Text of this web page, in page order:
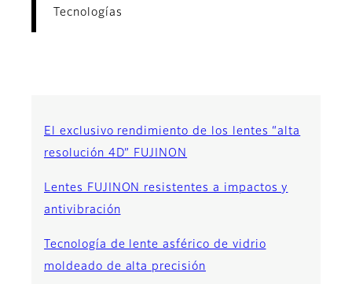
Tecnologías
El exclusivo rendimiento de los lentes “alta
resolución 4D” FUJINON
Lentes FUJINON resistentes a impactos y
antivibración
Tecnología de lente asférico de vidrio
moldeado de alta precisión